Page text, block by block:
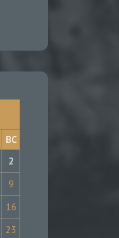
ВС
2
9
16
23